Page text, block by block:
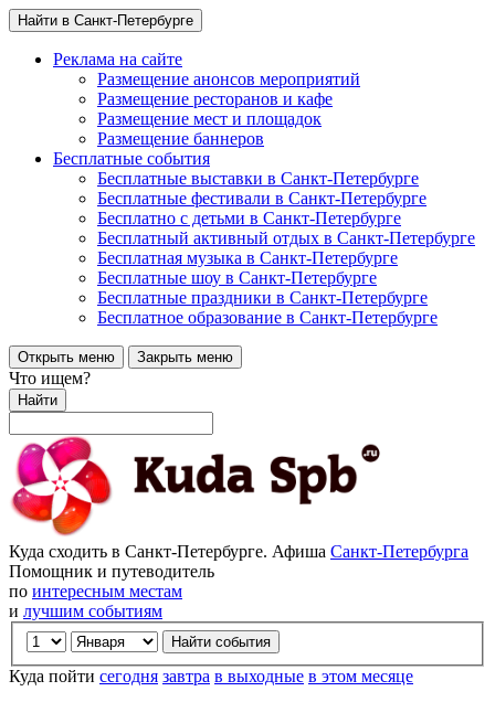
Найти в Санкт-Петербурге
Реклама на сайте
Размещение анонсов мероприятий
Размещение ресторанов и кафе
Размещение мест и площадок
Размещение баннеров
Бесплатные события
Бесплатные выставки в Санкт-Петербурге
Бесплатные фестивали в Санкт-Петербурге
Бесплатно с детьми в Санкт-Петербурге
Бесплатный активный отдых в Санкт-Петербурге
Бесплатная музыка в Санкт-Петербурге
Бесплатные шоу в Санкт-Петербурге
Бесплатные праздники в Санкт-Петербурге
Бесплатное образование в Санкт-Петербурге
Открыть меню Закрыть меню
Что ищем?
Найти
Куда сходить в Санкт-Петербурге. Афиша Санкт-Петербурга
Помощник и путеводитель
по интересным местам
и лучшим событиям
Куда пойти сегодня завтра в выходные в этом месяце